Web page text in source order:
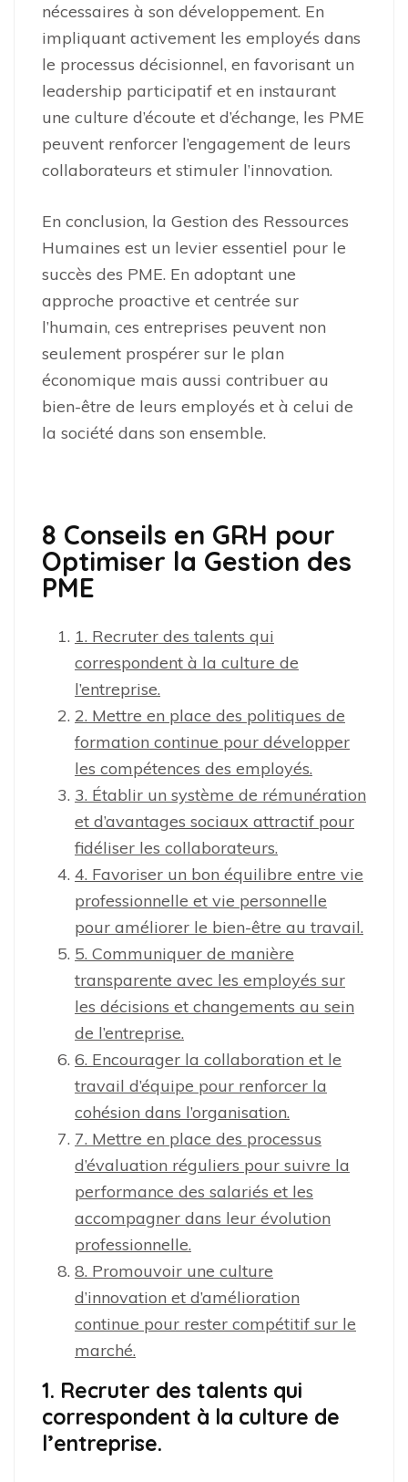
nécessaires à son développement. En
impliquant activement les employés dans
le processus décisionnel, en favorisant un
leadership participatif et en instaurant
une culture d’écoute et d’échange, les PME
peuvent renforcer l’engagement de leurs
collaborateurs et stimuler l’innovation.
En conclusion, la Gestion des Ressources
Humaines est un levier essentiel pour le
succès des PME. En adoptant une
approche proactive et centrée sur
l’humain, ces entreprises peuvent non
seulement prospérer sur le plan
économique mais aussi contribuer au
bien-être de leurs employés et à celui de
la société dans son ensemble.
8 Conseils en GRH pour
Optimiser la Gestion des
PME
1. Recruter des talents qui
correspondent à la culture de
l’entreprise.
2. Mettre en place des politiques de
formation continue pour développer
les compétences des employés.
3. Établir un système de rémunération
et d’avantages sociaux attractif pour
fidéliser les collaborateurs.
4. Favoriser un bon équilibre entre vie
professionnelle et vie personnelle
pour améliorer le bien-être au travail.
5. Communiquer de manière
transparente avec les employés sur
les décisions et changements au sein
de l’entreprise.
6. Encourager la collaboration et le
travail d’équipe pour renforcer la
cohésion dans l’organisation.
7. Mettre en place des processus
d’évaluation réguliers pour suivre la
performance des salariés et les
accompagner dans leur évolution
professionnelle.
8. Promouvoir une culture
d’innovation et d’amélioration
continue pour rester compétitif sur le
marché.
1. Recruter des talents qui
correspondent à la culture de
l’entreprise.